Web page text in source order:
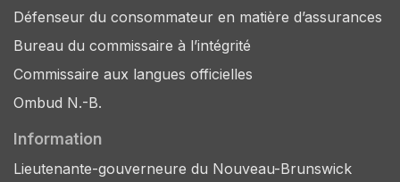
Défenseur du consommateur en matière d’assurances
Bureau du commissaire à l’intégrité
Commissaire aux langues officielles
Ombud N.-B.
Information
Lieutenante-gouverneure du Nouveau-Brunswick